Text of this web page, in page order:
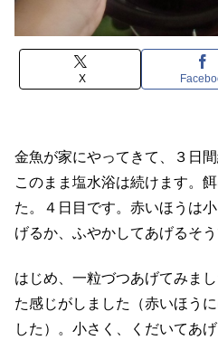
X
金魚が家にやってきて、３日
このまま塩水浴は続けます。
た。４日目です。赤いほうは
げるか、ふやかしてあげるそう
はじめ、一粒づつあげてみま
た感じがしました（赤いほう
した）。小さく、くだいてあ